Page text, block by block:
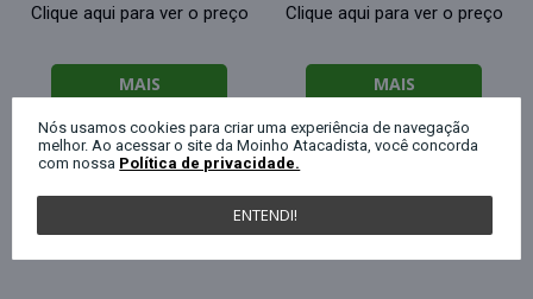
Clique aqui para ver o preço
MAIS
INFORMAÇÕES
Clique aqui para ver o preço
MAIS
INFORMAÇÕES
QUEM COMPROU ESTE PRODUTO,
Nós usamos cookies para criar uma experiência de navegação
melhor. Ao acessar o site da Moinho Atacadista, você concorda
com nossa Política de privacidade.
ENTENDI!